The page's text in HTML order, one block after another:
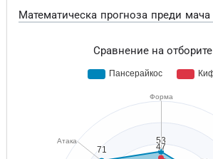
Математическа прогноза преди мача
Сравнение на отборите